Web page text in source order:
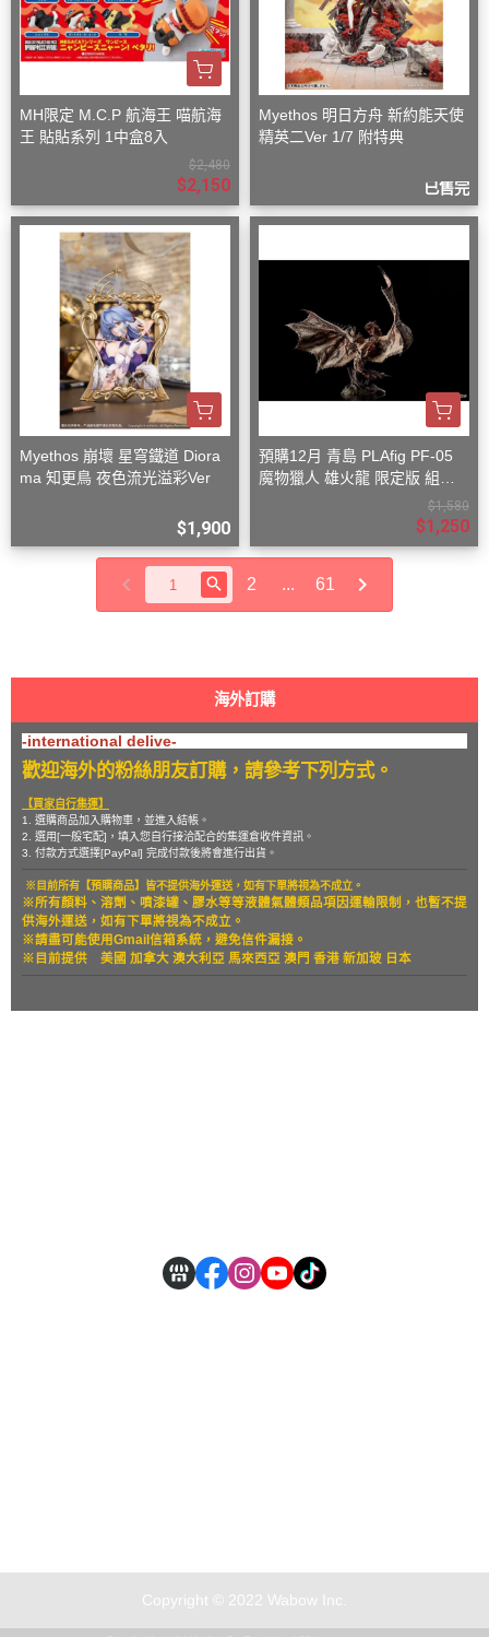
MH限定 M.C.P 航海王 喵航海
王 貼貼系列 1中盒8入
$2,480
$2,150
Myethos 明日方舟 新約能天使
精英二Ver 1/7 附特典
已售完
Myethos 崩壞 星穹鐵道 Diora
ma 知更鳥 夜色流光溢彩Ver
$1,900
預購12月 青島 PLAfig PF-05
魔物獵人 雄火龍 限定版 組裝
$1,580
$1,250
2 ... 61
海外訂購
-international delive-
歡迎海外的粉絲朋友訂購，請參考下列方式。
【買家自行集運】
1. 選購商品加入購物車，並進入結帳。
2. 選用[一般宅配]，填入您自行接洽配合的集運倉收件資訊。
3. 付款方式選擇[PayPal] 完成付款後將會進行出貨。
※目前所有【預購商品】皆不提供海外運送，如有下單將視為不成立。
※所有顏料、溶劑、噴漆罐、膠水等等液體氣體類品項因運輸限制，也暫不提
供海外運送，如有下單將視為不成立。
※請盡可能使用Gmail信箱系統，避免信件漏接。
※目前提供 美國 加拿大 澳大利亞 馬來西亞 澳門 香港 新加玻 日本
Copyright © 2022 Wabow Inc.